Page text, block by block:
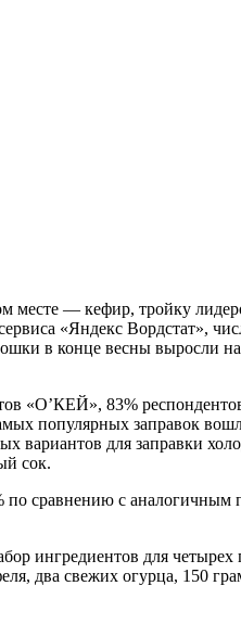
месте — кефир, тройку
«Яндекс Вордстат»,
в конце весны выросли
«О’КЕЙ», 83%
популярных заправок
вариантов для заправки
сок.
по сравнению с
ингредиентов для
два свежих огурца, 150